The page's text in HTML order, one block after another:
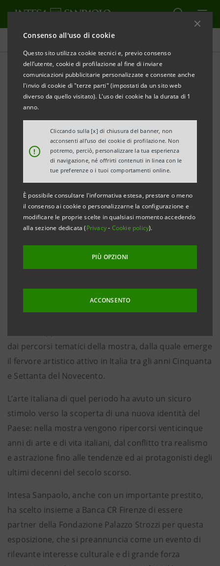
Consenso all'uso di cookie
Questo sito utilizza cookie tecnici e, previo consenso
dell’utente, cookie di profilazione al fine di inviare
comunicazioni pubblicitarie personalizzate e consente anche
l'invio di cookie di "terze parti" (impostati da un sito web
diverso da quello visitato). L'uso dei cookie ha la durata di 1
anno.
!
Cliccando sulla [x] di chiusura del banner, non
acconsenti all’uso dei cookie di profilazione. Non
potremo, perciò, personalizzare la tua esperienza
di navigazione, né offrirti contenuti in linea con le
tue preferenze o i tuoi comportamenti online.
È possibile consultare l'informativa estesa, prestare o meno
il consenso ai cookie o personalizzarne la configurazione e
modificare le proprie scelte in qualsiasi momento accedendo
alla sezione dedicata (Privacy- Cookie policy).
PIÙ OPZIONI
ACCONSENTO
Comunicati stampa
STAMPA AGGIORNA
COMUNICATO STAMPA
ARTE COME PATRIMONIO IDENTITARIO DI UN
INTESA SANPAOLO E BANCA CR FIRENZE
SPONSOR DELLA MOSTRA “NASCITA DI UNA
NAZIONE”
Sconti riservati alla clientela del Gruppo bancario
Firenze, 14 marzo 2018– Il Gruppo Intesa Sanpaolo
rinnova anche quest’anno il proprio sostegno a
dai percorsi tematici della mostra, dalla quale emerge
il fervore artistico attivo in Italia tra gli anni Cinquanta
e Settanta del Novecento.
L’arte italiana di quel periodo ha avuto un sicuro
stimolo verso la scoperta di una nuova identità del
Paese: nella mostra vengono ripercorsi venticinque
anni di arte e di vita italiani, dal conflitto tra realismo
e astrazione fino alle tendenze ed ai protagonisti degli
ultimi decenni del secolo scorso.
Intesa Sanpaolo, anche con un importante prestito,
ha scelto insieme a Banca CR Firenze di essere
partner della Fondazione Palazzo Strozzi per questa
esposizione, che si preannuncia come un evento di
rilevante interesse culturale e di grande forza